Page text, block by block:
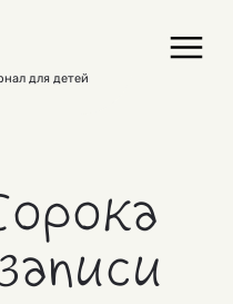
для детей